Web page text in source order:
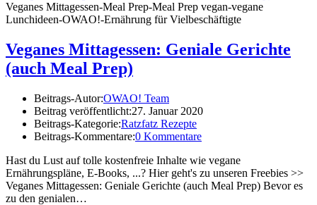
Veganes Mittagessen-Meal Prep-Meal Prep vegan-vegane
Lunchideen-OWAO!-Ernährung für Vielbeschäftigte
Veganes Mittagessen: Geniale Gerichte
(auch Meal Prep)
Beitrags-Autor:OWAO! Team
Beitrag veröffentlicht:27. Januar 2020
Beitrags-Kategorie:Ratzfatz Rezepte
Beitrags-Kommentare:0 Kommentare
Hast du Lust auf tolle kostenfreie Inhalte wie vegane
Ernährungspläne, E-Books, ...? Hier geht's zu unseren Freebies >>
Veganes Mittagessen: Geniale Gerichte (auch Meal Prep) Bevor es
zu den genialen…